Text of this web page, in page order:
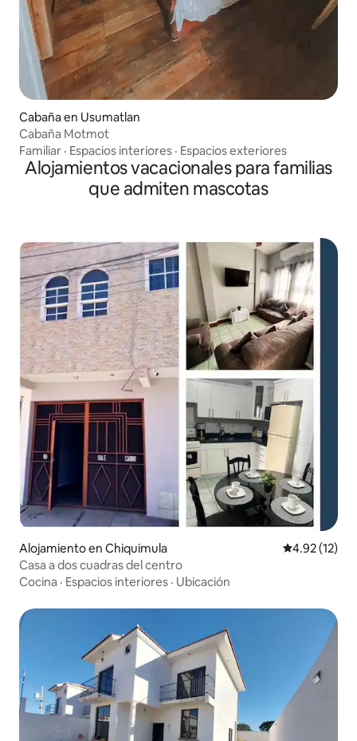
Cabaña en Usumatlan
Cabaña Motmot
Familiar · Espacios interiores · Espacios exteriores
Alojamientos vacacionales para familias
que admiten mascotas
Alojamiento en Chiquimula Calificación
4.92 (12)
Casa a dos cuadras del centro
Cocina · Espacios interiores · Ubicación